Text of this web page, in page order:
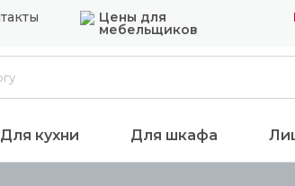
Цены для
мебельщиков
Для кухни Для шкафа